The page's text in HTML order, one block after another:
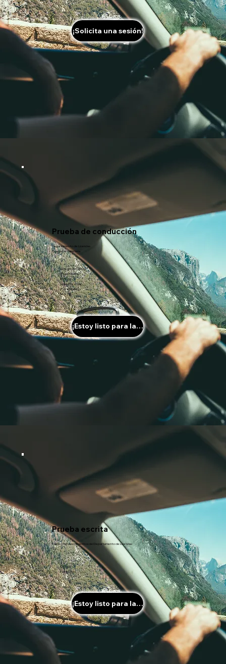
¡Solicita una sesión!
Prueba de conducción
Departamento de Licencias
Prueba de carretera
Vehículo del cliente
(Por intento):
$65.00
Vehículo escolar
(Por intento):
$85.00
¡Estoy listo para la prueba!
Prueba escrita
Examen de conocimientos del Departamento de Licencias
$35.00
Por intento
¡Estoy listo para la prueba!